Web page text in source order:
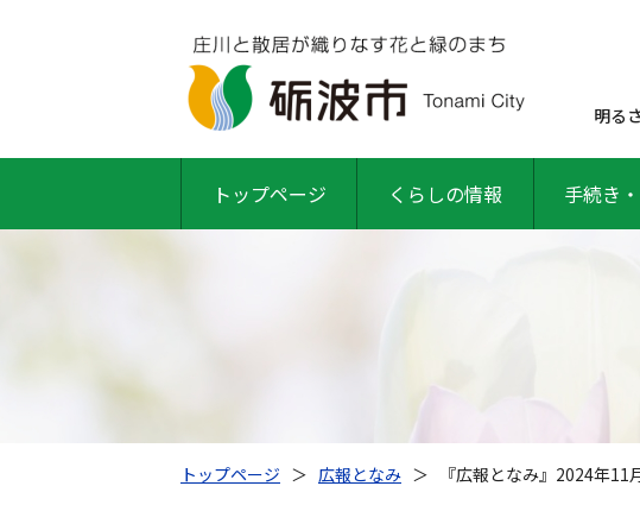
明る
トップページ くらしの情報 手続き
トップページ ＞ 広報となみ ＞ 『広報となみ』2024年11